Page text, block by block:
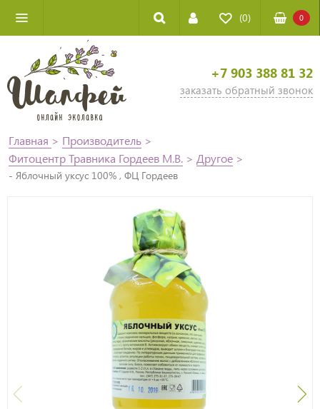
(0) 0
+7 903 388 81 32
заказать обратный звонок
Главная > Производитель >
Фитоцентр Травника Гордеев М.В. > Другое >
- Яблочный уксус 100% , ФЦ Гордеев